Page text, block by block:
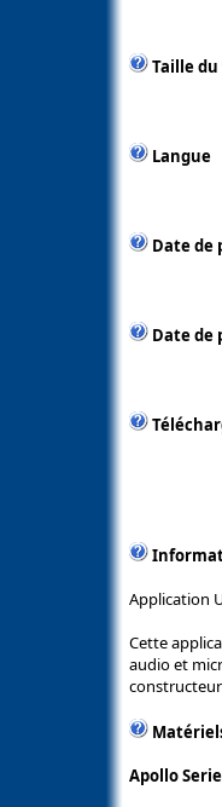
Taille
Langue
Date de
Date de
Application
Cette
audio et
Apollo